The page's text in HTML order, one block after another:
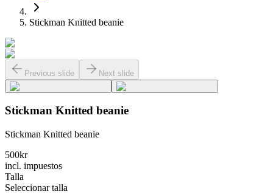
Stickman Knitted beanie
Previous slide Next slide
Stickman Knitted beanie
Stickman Knitted beanie
500kr
incl. impuestos
Talla
Seleccionar talla